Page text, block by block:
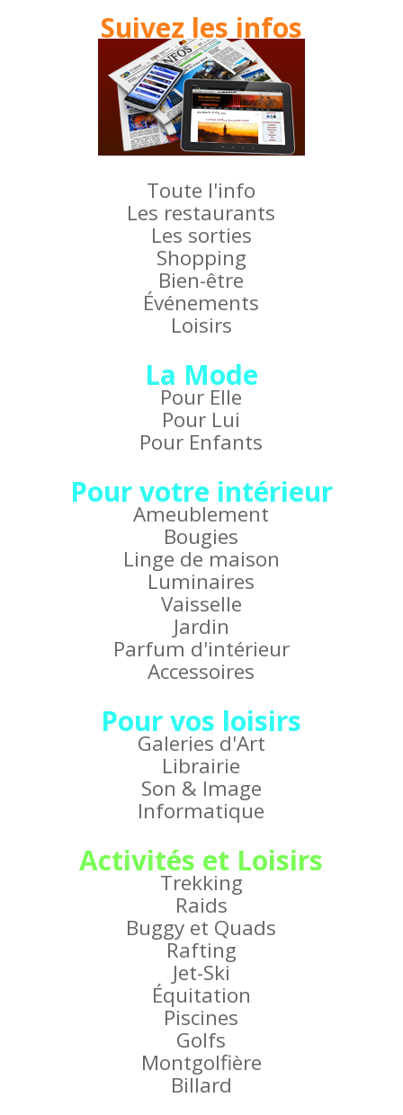
Suivez les infos
Toute l'info
Les restaurants
Les sorties
Shopping
Bien-être
Événements
Loisirs
La Mode
Pour Elle
Pour Lui
Pour Enfants
Pour votre intérieur
Ameublement
Bougies
Linge de maison
Luminaires
Vaisselle
Jardin
Parfum d'intérieur
Accessoires
Pour vos loisirs
Galeries d'Art
Librairie
Son & Image
Informatique
Activités et Loisirs
Trekking
Raids
Buggy et Quads
Rafting
Jet-Ski
Équitation
Piscines
Golfs
Montgolfière
Billard